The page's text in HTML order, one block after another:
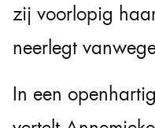
zij voorlopig
neerlegt
In een